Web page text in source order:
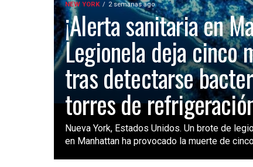
NEW YORK 2 semanas ago
¡Alerta sanitaria en
Legionela deja cinco
tras detectarse
torres de
Nueva York, Estados Unidos. Un brote de
en Manhattan ha provocado la muerte de